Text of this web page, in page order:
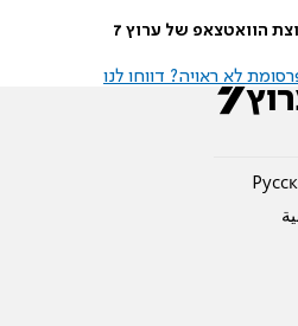
הוואטצאפ של ערוץ 7
לא ראויה? דווחו לנו